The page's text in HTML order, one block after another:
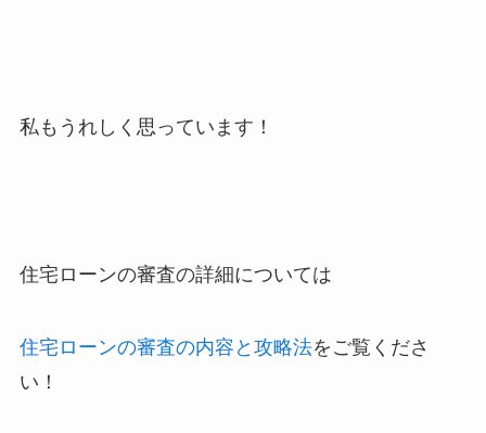
私もうれしく思っています！
住宅ローンの審査の詳細については
住宅ローンの審査の内容と攻略法をご覧くださ
い！